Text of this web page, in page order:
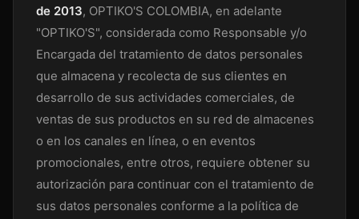
de 2013, OPTIKO'S COLOMBIA, en adelante
"OPTIKO'S", considerada como Responsable y/o
Encargada del tratamiento de datos personales
que almacena y recolecta de sus clientes en
desarrollo de sus actividades comerciales, de
ventas de sus productos en su red de almacenes
o en los canales en línea, o en eventos
promocionales, entre otros, requiere obtener su
autorización para continuar con el tratamiento de
sus datos personales conforme a la política de